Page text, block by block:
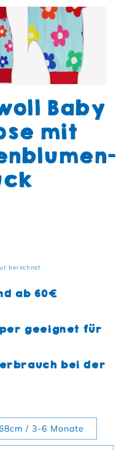
Baby
mit
berechnet
ab 60€
geeignet für
bei der
/ 3-6 Monate